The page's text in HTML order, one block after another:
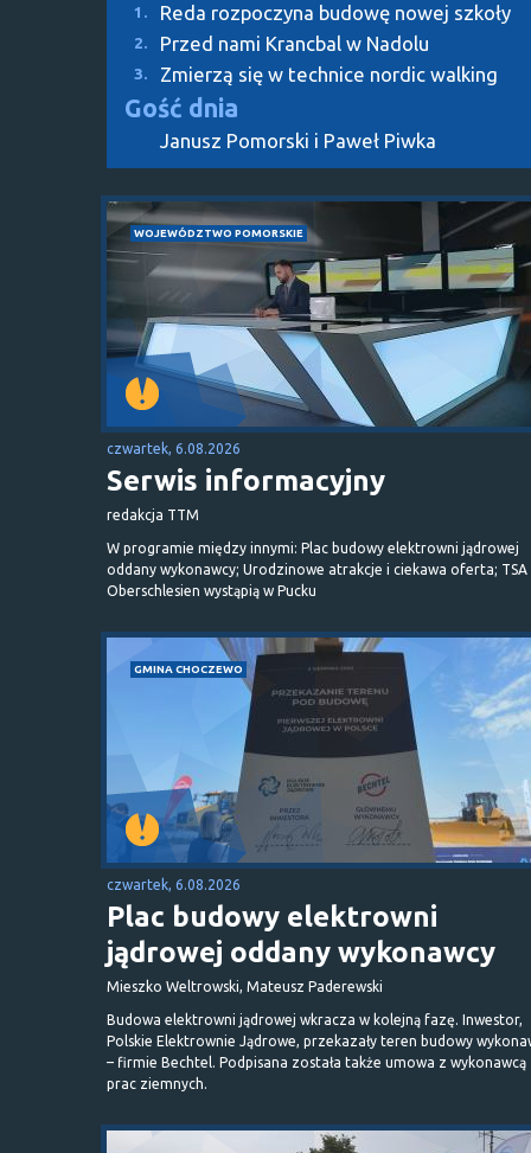
1. Reda rozpoczyna budowę nowej szkoły
2. Przed nami Krancbal w Nadolu
3. Zmierzą się w technice nordic walking
Gość dnia
Janusz Pomorski i Paweł Piwka
WOJEWÓDZTWO POMORSKIE
czwartek, 6.08.2026
Serwis informacyjny
redakcja TTM
W programie między innymi: Plac budowy elektrowni jądrowej
oddany wykonawcy; Urodzinowe atrakcje i ciekawa oferta; TSA
Oberschlesien wystąpią w Pucku
GMINA CHOCZEWO
czwartek, 6.08.2026
Plac budowy elektrowni
jądrowej oddany wykonawcy
Mieszko Weltrowski, Mateusz Paderewski
Budowa elektrowni jądrowej wkracza w kolejną fazę. Inwestor,
Polskie Elektrownie Jądrowe, przekazały teren budowy
– firmie Bechtel. Podpisana została także umowa z wykonawcą
prac ziemnych.